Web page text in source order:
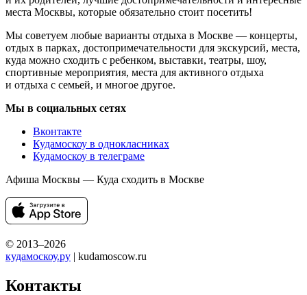
места Москвы, которые обязательно стоит посетить!
Мы советуем любые варианты отдыха в Москве — концерты,
отдых в парках, достопримечательности для экскурсий, места,
куда можно сходить с ребенком, выставки, театры, шоу,
спортивные мероприятия, места для активного отдыха
и отдыха с семьей, и многое другое.
Мы в социальных сетях
Вконтакте
Кудамоскоу в однокласниках
Кудамоскоу в телеграме
Афиша Москвы — Куда сходить в Москве
© 2013–2026
кудамоскоу.ру | kudamoscow.ru
Контакты